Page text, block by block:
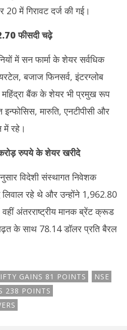
में गिरावट दर्ज की गई।
फीसदी चढ़े
में सन फार्मा के शेयर सर्वधिक
बजाज फिनसर्व, इंटरग्लोब
बैंक के शेयर भी प्रमुख रूप
मारुति, एनटीपीसी और
रहे।
रुपये के शेयर खरीदे
विदेशी संस्थागत निवेशक
रहे थे और उन्होंने 1,962.80
अंतरराष्ट्रीय मानक ब्रेंट क्रूड
के साथ 78.14 डॉलर प्रति बैरल
GAINS 81 POINTS
NSE
238 POINTS